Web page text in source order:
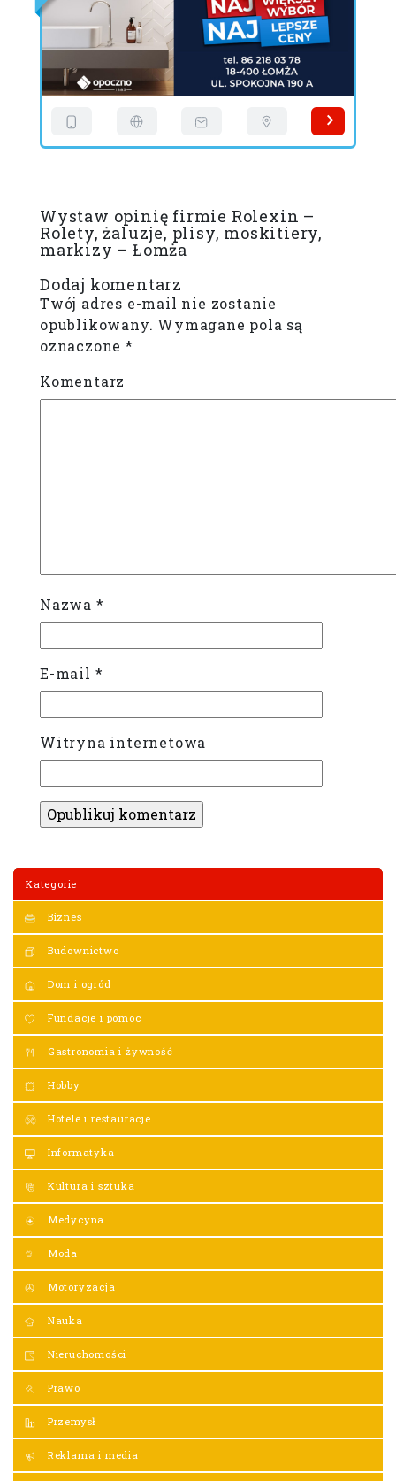
Kategorie
Biznes
Budownictwo
Dom i ogród
Fundacje i pomoc
Gastronomia i żywność
Hobby
Hotele i restauracje
Informatyka
Kultura i sztuka
Medycyna
Moda
Motoryzacja
Nauka
Nieruchomości
Prawo
Przemysł
Reklama i media
Wystaw opinię firmie Rolexin –
Rolety, żaluzje, plisy, moskitiery,
markizy – Łomża
Dodaj komentarz
Twój adres e-mail nie zostanie
opublikowany. Wymagane pola są
oznaczone*
Komentarz
Nazwa *
E-mail *
Witryna internetowa